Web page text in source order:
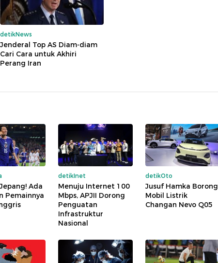
detikNews
Jenderal Top AS Diam-diam
Cari Cara untuk Akhiri
Perang Iran
Ada
Pemainnya
detikInet
Menuju Internet 100
Mbps, APJII Dorong
Penguatan
Infrastruktur
Nasional
detikOto
Jusuf Hamka Borong
Mobil Listrik
Changan Nevo Q05